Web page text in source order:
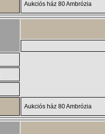
Aukciós ház 80 Ambrózia
Aukciós ház 80 Ambrózia